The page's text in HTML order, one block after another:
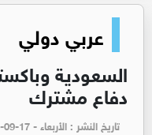
عربي دولي
السعودية
دفاع مشترك
تاريخ النشر : الأربعاء - pm 10:42 | 2025-09-17